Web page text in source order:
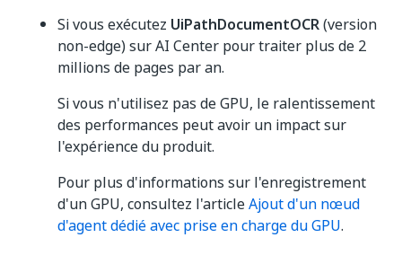
Si vous exécutez UiPathDocumentOCR(version
non-edge) sur AI Center pour traiter plus de 2
millions de pages par an.
Si vous n'utilisez pas de GPU, le ralentissement
des performances peut avoir un impact sur
l'expérience du produit.
Pour plus d'informations sur l'enregistrement
d'un GPU, consultez l'articleAjout d'un nœud
d'agent dédié avec prise en charge du GPU.